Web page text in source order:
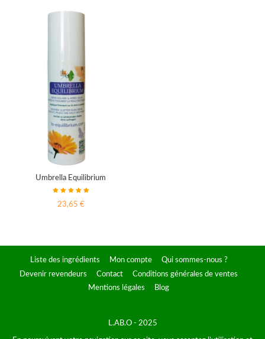
Umbrella Equilibrium
23,65 €
Liste des ingrédients Mon compte
Qui sommes-nous ?
Devenir revendeurs
Contact
Conditions générales de ventes
Mentions légales
Blog
L.AB.O - 2025